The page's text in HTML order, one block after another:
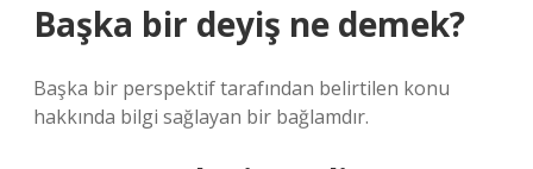
Başka bir deyiş ne demek?
Başka bir perspektif tarafından belirtilen konu
hakkında bilgi sağlayan bir bağlamdır.